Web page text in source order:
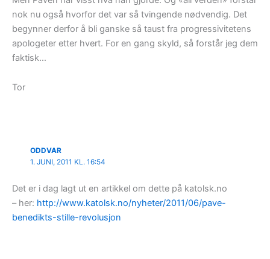
nok nu også hvorfor det var så tvingende nødvendig. Det
begynner derfor å bli ganske så taust fra progressivitetens
apologeter etter hvert. For en gang skyld, så forstår jeg dem
faktisk…
Tor
ODDVAR
1. JUNI, 2011 KL. 16:54
Det er i dag lagt ut en artikkel om dette på katolsk.no
– her: http://www.katolsk.no/nyheter/2011/06/pave-
benedikts-stille-revolusjon